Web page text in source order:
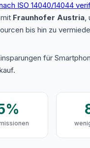
ISO 14040/14044
Fraunhofer Austria,
bis hin zu
für